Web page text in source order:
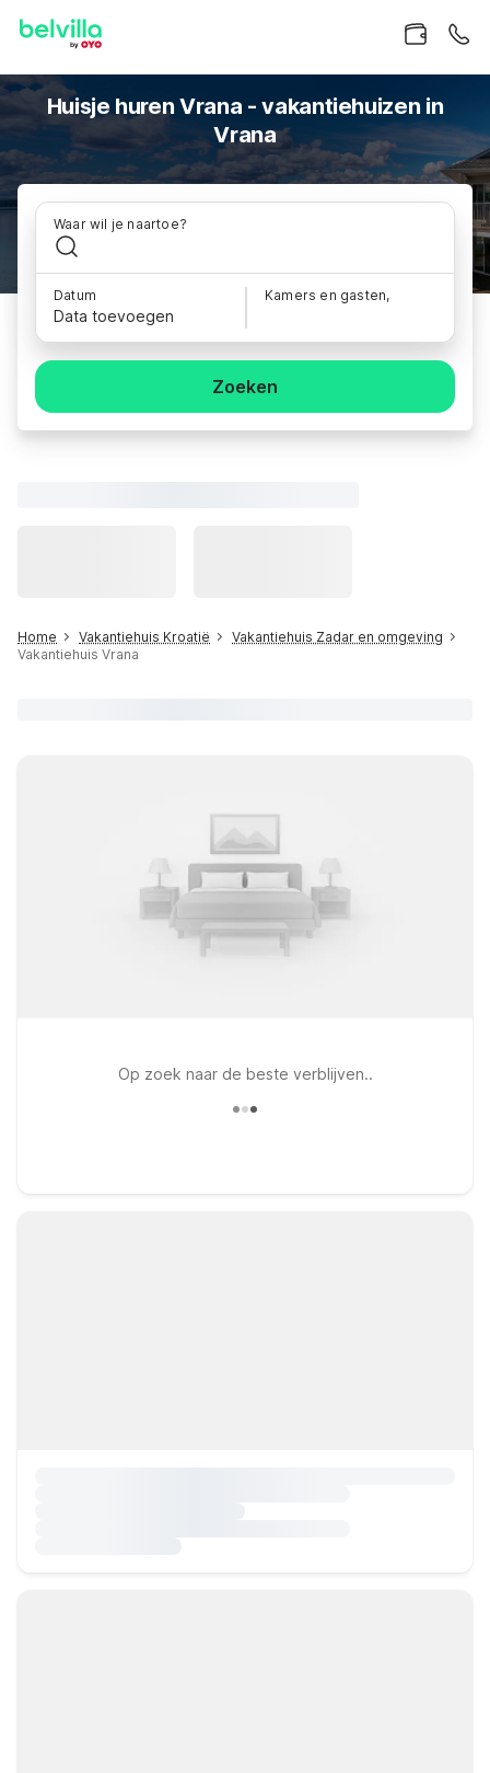
Huisje huren Vrana - vakantiehuizen in
Vrana
Waar wil je naartoe?
Datum
Data toevoegen
Kamers en gasten,
Zoeken
Home Vakantiehuis Kroatië
Vakantiehuis Zadar en omgeving
Vakantiehuis Vrana
Op zoek naar de beste verblijven..